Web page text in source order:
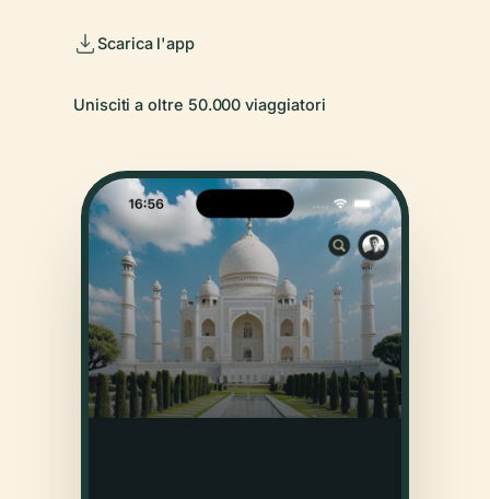
Scarica l'app
Unisciti a oltre 50.000 viaggiatori